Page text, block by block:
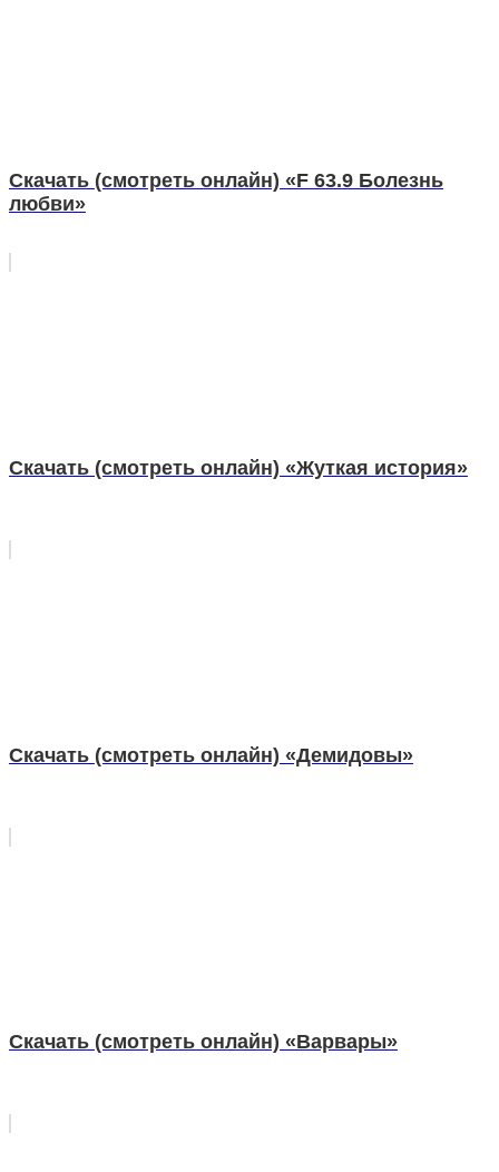
Скачать (смотреть онлайн) «F 63.9 Болезнь
любви»
Скачать (смотреть онлайн) «Жуткая история»
Скачать (смотреть онлайн) «Демидовы»
Скачать (смотреть онлайн) «Варвары»